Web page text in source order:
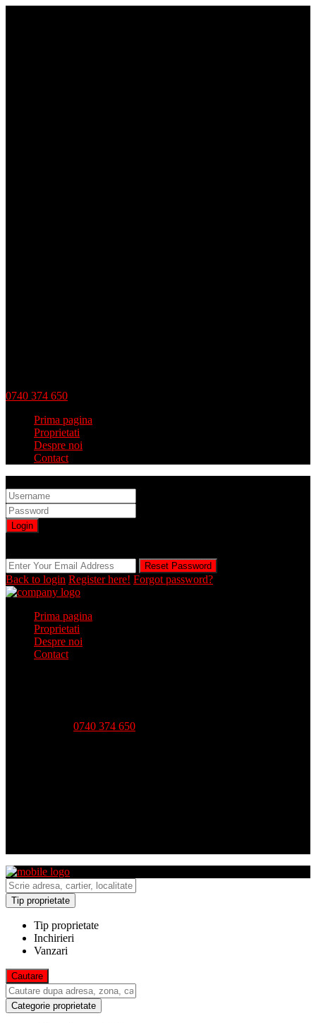
0740 374 650
Prima pagina
Proprietati
Despre noi
Contact
Login
Reset Password
Back to login Register here! Forgot password?
Prima pagina
Proprietati
Despre noi
Contact
0740 374 650
Tip proprietate
Tip proprietate
Inchirieri
Vanzari
Categorie proprietate